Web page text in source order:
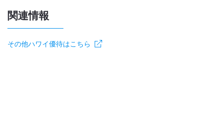
関連情報
その他ハワイ優待はこちら